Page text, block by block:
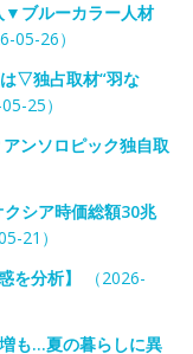
▼ブルーカラー人材
05-26）
▽独占取材“羽な
25）
ンソロピック独自取
シア時価総額30兆
21）
分析】
（2026-
も…夏の暮らしに異